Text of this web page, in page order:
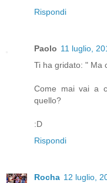
Rispondi
Paolo 11 luglio,
Ti ha gridato: " Ma
Come mai vai a
quello?
:D
Rispondi
Rocha 12 luglio,